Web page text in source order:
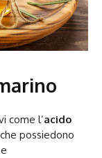
come l’acido
possiedono